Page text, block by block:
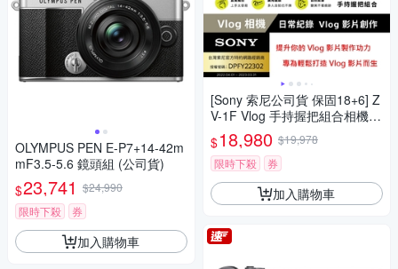
OLYMPUS PEN E-P7+14-42m
mF3.5-5.6 鏡頭組 (公司貨)
$23,741 $24,990
限時下殺
券
加入購物車
[Sony 索尼公司貨 保固18+6] Z
V-1F Vlog 手持握把組合相機
(網紅新手/生活隨拍)
$18,980 $19,978
限時下殺
券
加入購物車